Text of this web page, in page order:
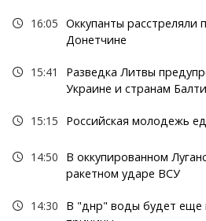
16:05 Оккупанты расстреляли
Донетчине
15:41
Разведка Литвы
Украине и странам
15:15 Российская молодежь
14:50
В оккупированном
ракетном ударе ВСУ
14:30
В "днр" воды будет еще